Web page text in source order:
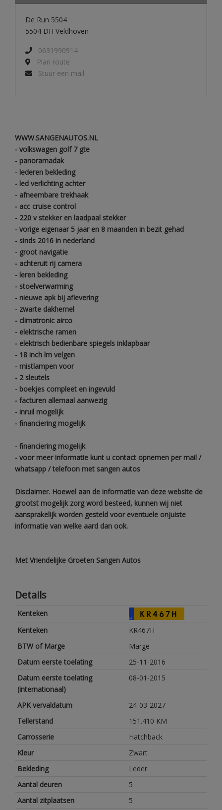
WWW.SANGENAUTOS.NL
- volkswagen golf 7 gte
- panoramadak
- lederen bekleding
- led verlichting achter
- afneembare trekhaak
- acc cruise control
- 220 v stekker en laadpaal stekker
- vorige eigenaar 5 jaar en 8 maanden in bezit gehad
- sinds 2016 in nederland
- groot navigatie
- achteruit rij camera
- leren bekleding
- stoelverwarming
- nieuwe apk bij aflevering
- zwarte dakhemel
- climatronic airco
- elektrische ramen
- elektrisch bedienbare spiegels inklapbaar
- 18 inch lm velgen
- mistlampen voor
- 2 sleutels
- boekjes compleet en ingevuld
- facturen allemaal aanwezig
- inruil mogelijk
- financiering mogelijk
- financiering mogelijk
- voor meer informatie kunt u contact opnemen per mail /
whatsapp / telefoon met sangen autos
Disclaimer. Hoewel aan de informatie van deze website de
grootst mogelijk zorg word besteed, kunnen wij niet
aansprakelijk worden gesteld voor eventuele onjuiste
informatie van welke aard dan ook.
Met Vriendelijke Groeten Sangen Autos
Details
Kenteken
NL KR467H
Kenteken
KR467H
BTW of Marge
Marge
Datum eerste toelating
25-11-2016
Datum eerste toelating
(internationaal)
08-01-2015
APK vervaldatum
24-03-2027
Tellerstand
151.410 KM
Carrosserie
Hatchback
Kleur
Zwart
Bekleding
Leder
Aantal deuren
5
Aantal zitplaatsen
5
De Run 5504
5504 DH Veldhoven
0631990914
Plan route
Stuur een mail